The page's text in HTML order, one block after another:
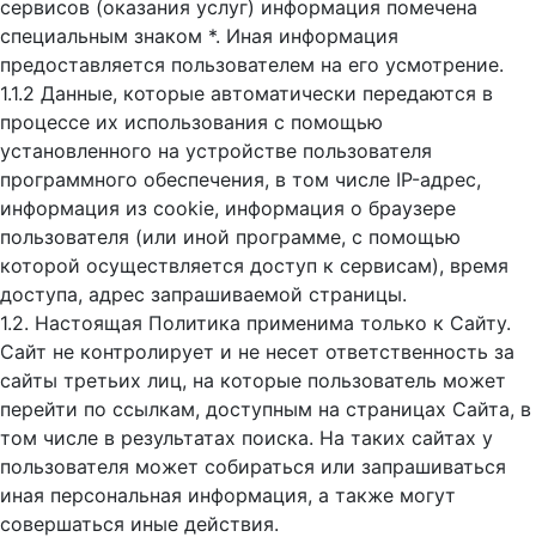
сервисов (оказания услуг) информация помечена
специальным знаком *. Иная информация
предоставляется пользователем на его усмотрение.
1.1.2 Данные, которые автоматически передаются в
процессе их использования с помощью
установленного на устройстве пользователя
программного обеспечения, в том числе IP-адрес,
информация из cookie, информация о браузере
пользователя (или иной программе, с помощью
которой осуществляется доступ к cервисам), время
доступа, адрес запрашиваемой страницы.
1.2. Настоящая Политика применима только к Сайту.
Сайт не контролирует и не несет ответственность за
сайты третьих лиц, на которые пользователь может
перейти по ссылкам, доступным на страницах Сайта, в
том числе в результатах поиска. На таких сайтах у
пользователя может собираться или запрашиваться
иная персональная информация, а также могут
совершаться иные действия.